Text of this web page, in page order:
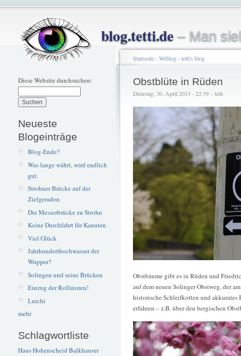
blog.tetti.de– Man
Diese Website durchsuchen:
Neueste
Blogeinträge
Blog-Ende?
Was lange währt, wird endlich
gut.
Strohner Brücke auf der
Zielgeraden
Die Messerbrücke zu Strohn
Keine Durchfahrt für Kanuten
Viel Glück
Jahrhunderthochwasser der
Wupper?
Solingen und seine Brücken
Einzug der Rollatoren!
Lurchi
mehr
Schlagwortliste
Haus Hohenscheid Balkhauser
Startseite› Weblog› tetti's blog
Obstblüte in Rüden
Dienstag, 30. April 2013 - 22:39 – tetti
Obstbäume gibt es in Rüden und
auf dem neuen Solinger Obstweg, der
historische Schleifkotten und akkurates
erfahren – z.B. über den bergischen